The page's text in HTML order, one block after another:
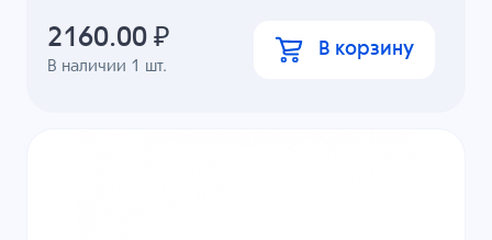
В наличии 1 шт.
2160.00 ₽ В корзину